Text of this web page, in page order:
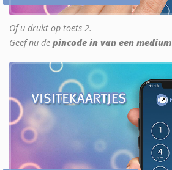
Of u drukt op toets 2.
Geef nu de pincode in van een medium